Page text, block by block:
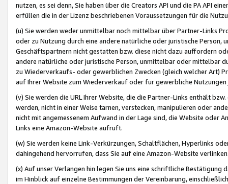
nutzen, es sei denn, Sie haben über die Creators API und die PA API
erfüllen die in der Lizenz beschriebenen Voraussetzungen für die
(u) Sie werden weder unmittelbar noch mittelbar über Partner-Links
oder zu Nutzung durch eine andere natürliche oder juristische
Geschäftspartnern nicht gestatten bzw. diese nicht dazu auffordern
andere natürliche oder juristische Person, unmittelbar oder mittelbar
zu Wiederverkaufs- oder gewerblichen Zwecken (gleich welcher Art)
auf Ihrer Website zum Wiederverkauf oder für gewerbliche
(v) Sie werden die URL Ihrer Website, die die Partner-Links enthält
werden, nicht in einer Weise tarnen, verstecken, manipulieren oder
nicht mit angemessenem Aufwand in der Lage sind, die Website oder
Links eine Amazon-Website aufruft.
(w) Sie werden keine Link-Verkürzungen, Schaltflächen, Hyperlinks
dahingehend hervorrufen, dass Sie auf eine Amazon-Website
(x) Auf unser Verlangen hin legen Sie uns eine schriftliche
im Hinblick auf einzelne Bestimmungen der Vereinbarung,